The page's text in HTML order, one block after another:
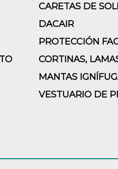
CARETAS DE
DACAIR
PROTECCIÓN
CORTINAS,
MANTAS
VESTUARIO DE